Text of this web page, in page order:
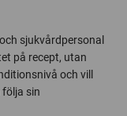
sjukvårdpersonal
på recept, utan
och vill
sin